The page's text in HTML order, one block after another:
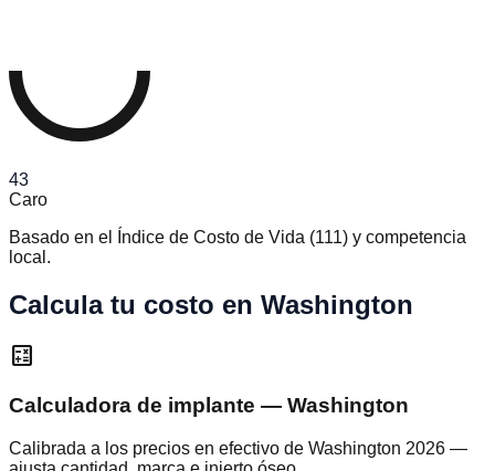
43
Caro
Basado en el Índice de Costo de Vida (111) y competencia
local.
Calcula tu costo en Washington
calculate
Calculadora de implante — Washington
Calibrada a los precios en efectivo de Washington 2026 —